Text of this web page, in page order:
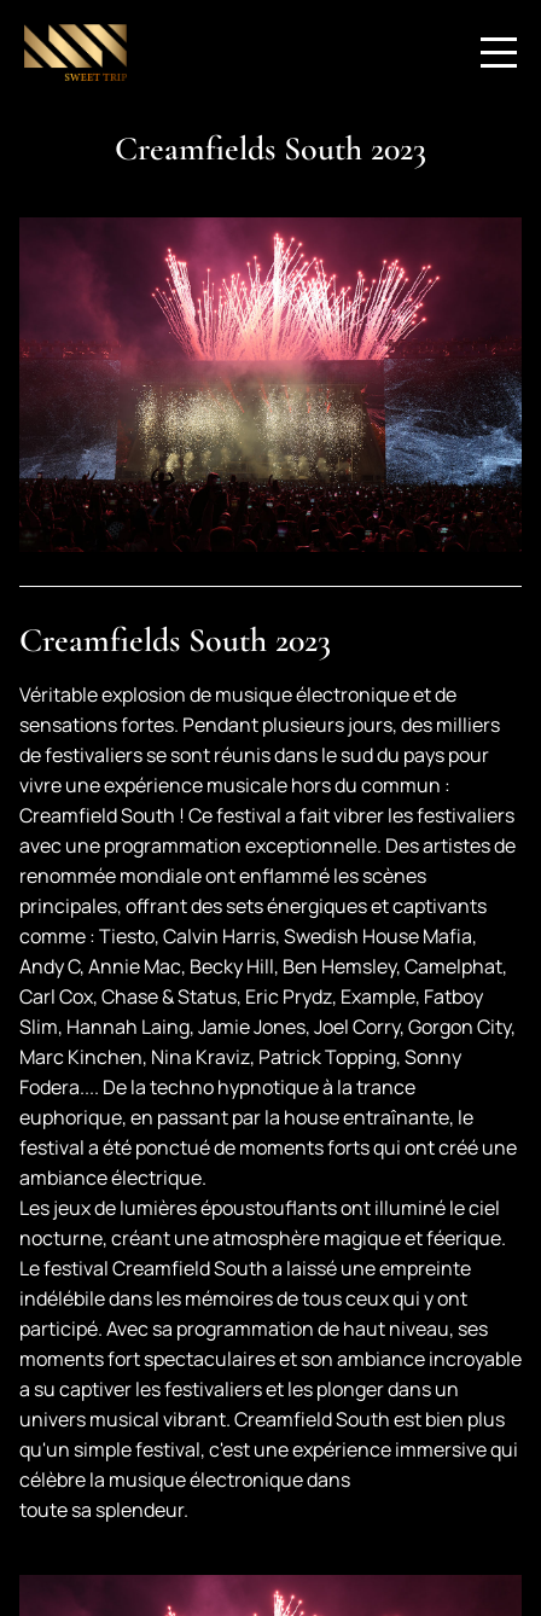
Creamfields South 2023
Creamfields South 2023
Véritable explosion de musique électronique et de
sensations fortes. Pendant plusieurs jours, des milliers
de festivaliers se sont réunis dans le sud du pays pour
vivre une expérience musicale hors du commun :
Creamfield South ! Ce festival a fait vibrer les festivaliers
avec une programmation exceptionnelle. Des artistes de
renommée mondiale ont enflammé les scènes
principales, offrant des sets énergiques et captivants
comme : Tiesto, Calvin Harris, Swedish House Mafia,
Andy C, Annie Mac, Becky Hill, Ben Hemsley, Camelphat,
Carl Cox, Chase & Status, Eric Prydz, Example, Fatboy
Slim, Hannah Laing, Jamie Jones, Joel Corry, Gorgon City,
Marc Kinchen, Nina Kraviz, Patrick Topping, Sonny
Fodera.... De la techno hypnotique à la trance
euphorique, en passant par la house entraînante, le
festival a été ponctué de moments forts qui ont créé une
ambiance électrique.
Les jeux de lumières époustouflants ont illuminé le ciel
nocturne, créant une atmosphère magique et féerique.
Le festival Creamfield South a laissé une empreinte
indélébile dans les mémoires de tous ceux qui y ont
participé. Avec sa programmation de haut niveau, ses
moments fort spectaculaires et son ambiance incroyable
a su captiver les festivaliers et les plonger dans un
univers musical vibrant. Creamfield South est bien plus
qu'un simple festival, c'est une expérience immersive qui
célèbre la musique électronique dans
toute sa splendeur.